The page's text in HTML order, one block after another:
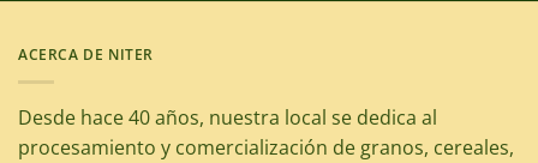
ACERCA DE NITER
Desde hace 40 años, nuestra local se dedica al
procesamiento y comercialización de granos, cereales,